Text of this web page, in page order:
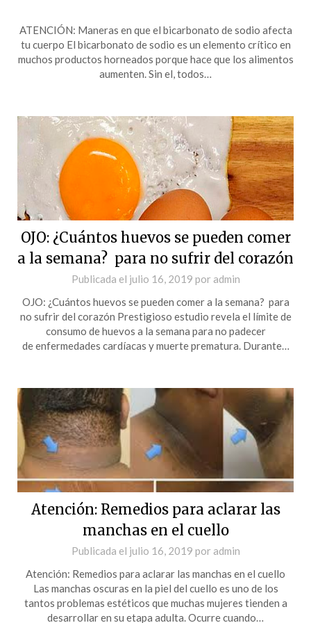
ATENCIÓN: Maneras en que el bicarbonato de sodio afecta
tu cuerpo El bicarbonato de sodio es un elemento crítico en
muchos productos horneados porque hace que los alimentos
aumenten. Sin el, todos…
OJO: ¿Cuántos huevos se pueden comer
a la semana? para no sufrir del corazón
Publicada el julio 16, 2019 por admin
OJO: ¿Cuántos huevos se pueden comer a la semana? para
no sufrir del corazón Prestigioso estudio revela el límite de
consumo de huevos a la semana para no padecer
de enfermedades cardíacas y muerte prematura. Durante…
Atención: Remedios para aclarar las
manchas en el cuello
Publicada el julio 16, 2019 por admin
Atención: Remedios para aclarar las manchas en el cuello
Las manchas oscuras en la piel del cuello es uno de los
tantos problemas estéticos que muchas mujeres tienden a
desarrollar en su etapa adulta. Ocurre cuando…